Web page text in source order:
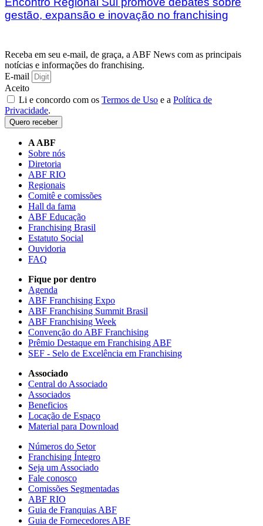
gestão, expansão e inovação no franchising
Receba em seu e-mail, de graça, a ABF News com as principais
notícias e informações do franchising.
E-mail
Aceito
Li e concordo com os Termos de Uso e a Política de
Privacidade.
Quero receber
A ABF
Sobre nós
Diretoria
ABF RIO
Regionais
Comitê e comissões
Hall da fama
ABF Educação
Franchising Brasil
Estatuto Social
Ouvidoria
FAQ
Fique por dentro
Agenda
ABF Franchising Expo
ABF Franchising Summit Brasil
ABF Franchising Week
Convenção do ABF Franchising
Prêmio Destaque em Franchising ABF
SEF - Selo de Excelência em Franchising
Associado
Central do Associado
Associados
Beneficios
Locação de Espaço
Material para Download
Números do Setor
Franchising Íntegro
Seja um Associado
Fale conosco
Comissões Segmentadas
ABF RIO
Guia de Franquias ABF
Guia de Fornecedores ABF